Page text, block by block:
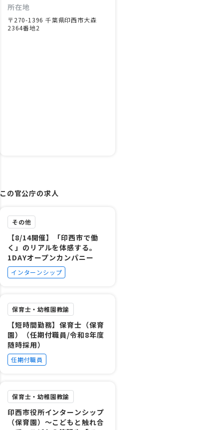
所在地
〒270-1396 千葉県印西市大森
2364番地2
この官公庁の求人
その他
【8/14開催】「印西市で働
く」のリアルを体感する。
1DAYオープンカンパニー
インターンシップ
保育士・幼稚園教諭
【短時間勤務】保育士（保育
園）（任期付職員/令和8年度
随時採用）
任期付職員
保育士・幼稚園教諭
印西市役所インターンシップ
（保育園）～こどもと触れ合